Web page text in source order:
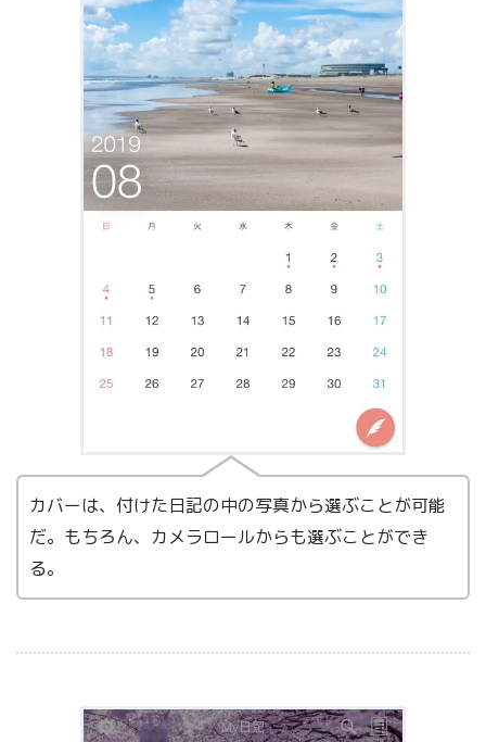
カバーは、付けた日記の中の写真から選ぶことが可能
だ。もちろん、カメラロールからも選ぶことができ
る。